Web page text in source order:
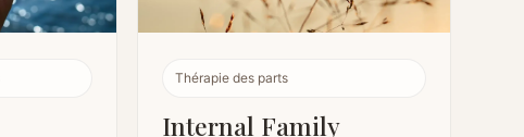
Thérapie des parts
Internal Family